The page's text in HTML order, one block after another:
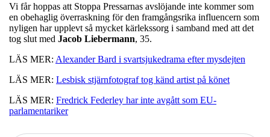
Vi får hoppas att Stoppa Pressarnas avslöjande inte kommer som
en obehaglig överraskning för den framgångsrika influencern som
nyligen har upplevt så mycket kärlekssorg i samband med att det
tog slut med Jacob Liebermann, 35.
LÄS MER: Alexander Bard i svartsjukedrama efter mysdejten
LÄS MER: Lesbisk stjärnfotograf tog känd artist på könet
LÄS MER: Fredrick Federley har inte avgått som EU-
parlamentariker